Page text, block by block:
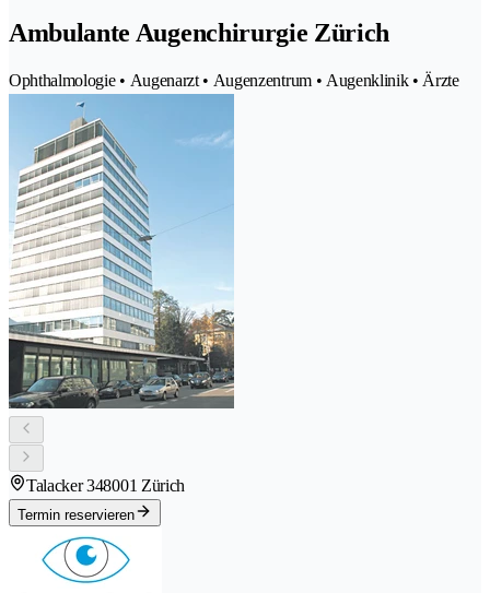
Ambulante Augenchirurgie Zürich
Ophthalmologie • Augenarzt • Augenzentrum • Augenklinik • Ärzte
Talacker 348001 Zürich
Termin reservieren